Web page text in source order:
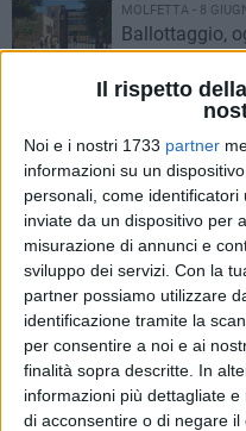
Il rispetto
Noi e i nostri 1733 partner
informazioni su un
personali, come
inviate da un dispositivo per
misurazione di annunci e
sviluppo dei servizi. Con la
partner possiamo utilizzare
identificazione tramite la
per consentire a noi e ai
finalità sopra descritte. In
informazioni più dettagliate
di acconsentire o di negare il
MOLFETTA - 8
Ballottaggio,
Molfetta
MOLFETTA - 7
Ballottaggio
sull'affluenza
MOLFETTA - 7
Ballottaggio, il
MOLFETTA - 7
Flotilla,
Centrone: «La
chi soffre»